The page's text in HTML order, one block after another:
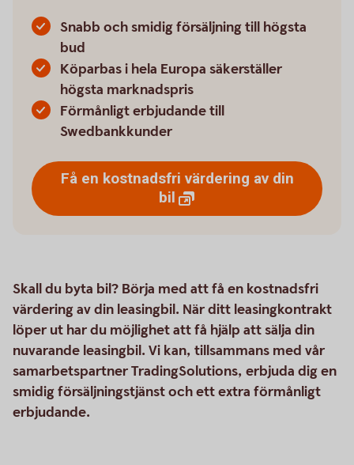
Snabb och smidig försäljning till högsta
bud
Köparbas i hela Europa säkerställer
högsta marknadspris
Förmånligt erbjudande till
Swedbankkunder
Få en kostnadsfri värdering av din
bil
Skall du byta bil? Börja med att få en kostnadsfri
värdering av din leasingbil. När ditt leasingkontrakt
löper ut har du möjlighet att få hjälp att sälja din
nuvarande leasingbil. Vi kan, tillsammans med vår
samarbetspartner TradingSolutions, erbjuda dig en
smidig försäljningstjänst och ett extra förmånligt
erbjudande.